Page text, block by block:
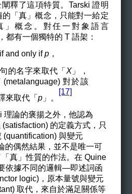
釋了這項特質。Tarski 證明
「真」概念，只能對一給定
」概念。對任一對象語言
，都有一個獨特的 T 語架：
if and only ifp ，
的名字來取代「 X」，
對於該
來取代「p 」。
[17]
理論的褒揚之外，他認為
的定義方式，只
(quantification) 與變元
的偶然結果，並不是唯一可
「真」性質的作法。在 Quine
依據不同的邏輯—即述詞函
logic)，原本量號與變元
取代，來自於滿足關係等